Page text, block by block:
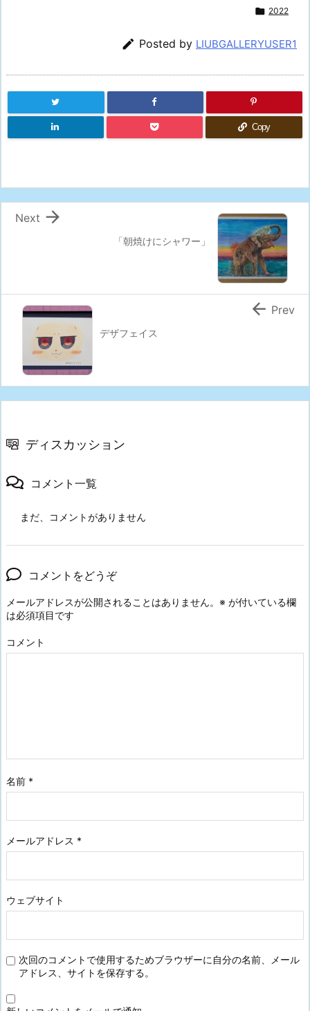
 2022
 Posted by LIUBGALLERYUSER1
Copy
「朝焼けにシャワー」

Next
デザフェイス
 Prev
ディスカッション
コメント一覧
まだ、コメントがありません
コメントをどうぞ
メールアドレスが公開されることはありません。 ※ が付いている欄
は必須項目です
コメント
名前 *
メールアドレス *
ウェブサイト
次回のコメントで使用するためブラウザーに自分の名前、メール
アドレス、サイトを保存する。